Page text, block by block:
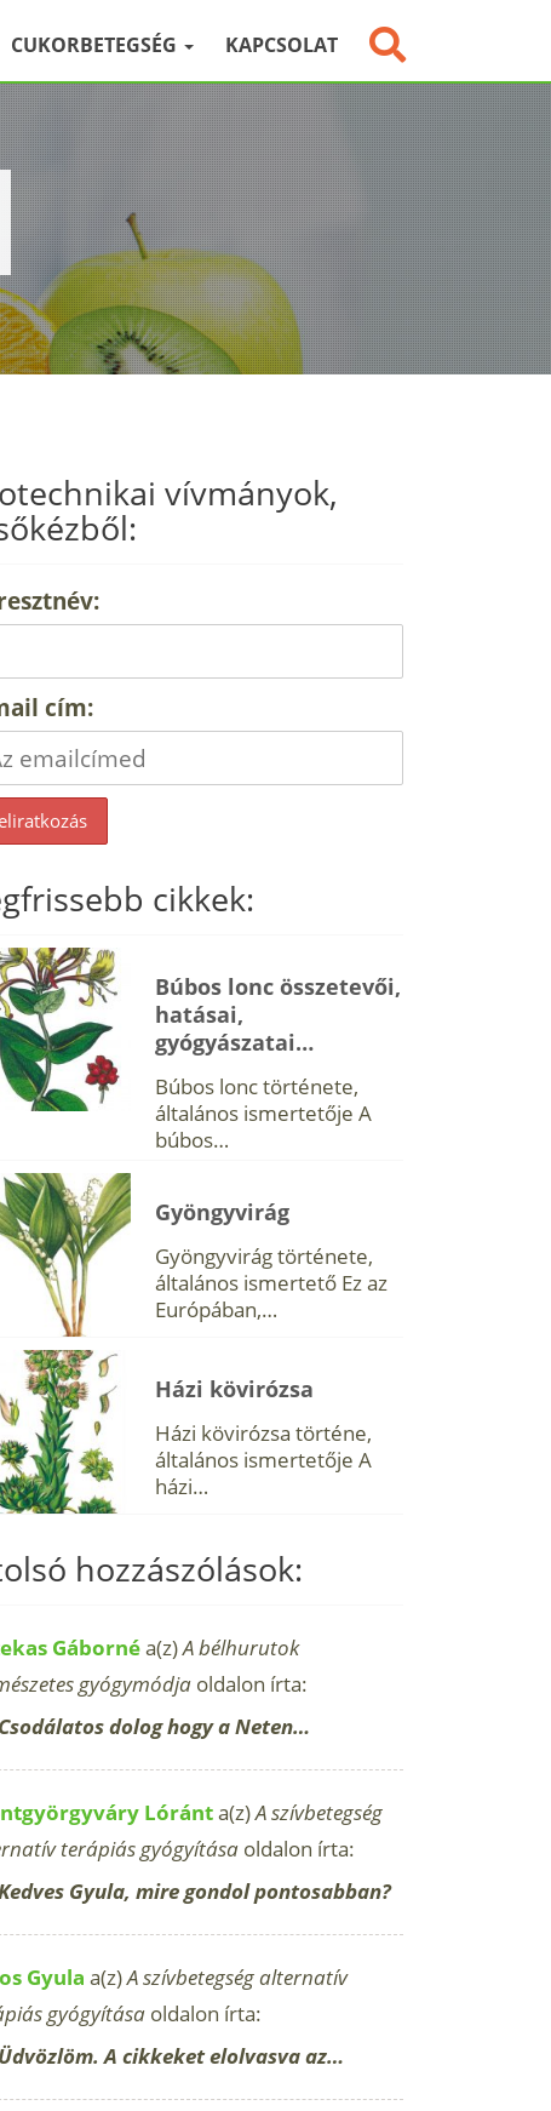
CUKORBETEGSÉG KAPCSOLAT
vívmányok,
cím:
cikkek:
Búbos lonc összetevői,
hatásai,
gyógyászatai…
Búbos lonc története,
általános ismertetője A
búbos…
Gyöngyvirág
Gyöngyvirág története,
általános ismertető Ez az
Európában,…
Házi kövirózsa
Házi kövirózsa történe,
általános ismertetője A
házi…
hozzászólások:
Gábornéa(z)A bélhurutok
gyógymódja oldalon írta:
Csodálatos dolog hogy a Neten…
Lóránta(z)A szívbetegség
terápiás gyógyítása oldalon írta:
Gyula, mire gondol pontosabban?
Gyula a(z)A szívbetegség alternatív
gyógyítása oldalon írta:
Üdvözlöm. A cikkeket elolvasva az…